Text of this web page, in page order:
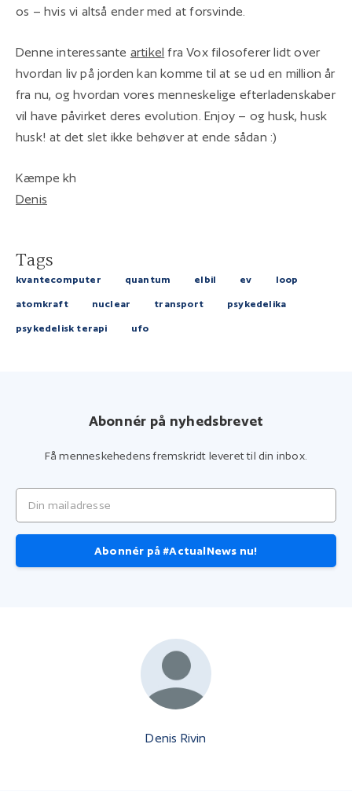
os – hvis vi altså ender med at forsvinde.
Denne interessante artikel fra Vox filosoferer lidt over
hvordan liv på jorden kan komme til at se ud en million år
fra nu, og hvordan vores menneskelige efterladenskaber
vil have påvirket deres evolution. Enjoy – og husk, husk
husk! at det slet ikke behøver at ende sådan :)
Kæmpe kh
Denis
Tags
kvantecomputer quantum elbil ev loop
atomkraft nuclear transport psykedelika
psykedelisk terapi ufo
Abonnér på nyhedsbrevet
Få menneskehedens fremskridt leveret til din inbox.
Din mailadresse
Abonnér på #ActualNews nu!
Denis Rivin